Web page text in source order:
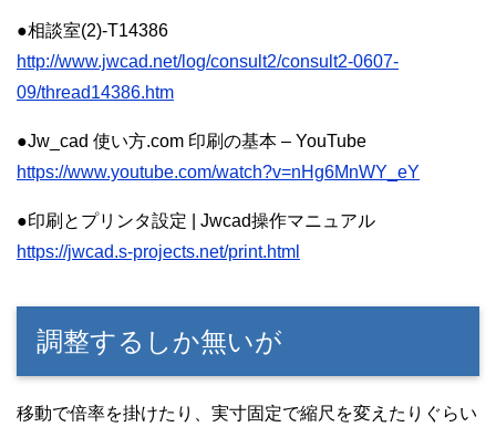
●相談室(2)-T14386
http://www.jwcad.net/log/consult2/consult2-0607-
09/thread14386.htm
●Jw_cad 使い方.com 印刷の基本 – YouTube
https://www.youtube.com/watch?v=nHg6MnWY_eY
●印刷とプリンタ設定 | Jwcad操作マニュアル
https://jwcad.s-projects.net/print.html
調整するしか無いが
移動で倍率を掛けたり、実寸固定で縮尺を変えたりぐらい